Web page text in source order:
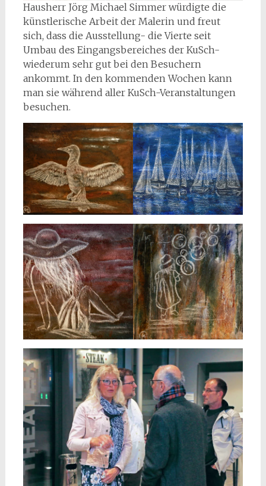
Hausherr Jörg Michael Simmer würdigte die
künstlerische Arbeit der Malerin und freut
sich, dass die Ausstellung- die Vierte seit
Umbau des Eingangsbereiches der KuSch-
wiederum sehr gut bei den Besuchern
ankommt. In den kommenden Wochen kann
man sie während aller KuSch-Veranstaltungen
besuchen.